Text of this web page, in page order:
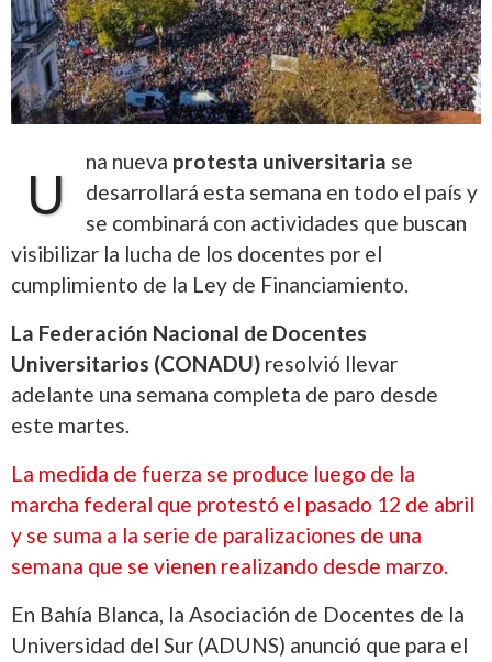
U
na nueva protesta universitaria se
desarrollará esta semana en todo el país y
se combinará con actividades que buscan
visibilizar la lucha de los docentes por el
cumplimiento de la Ley de Financiamiento.
La Federación Nacional de Docentes
Universitarios (CONADU) resolvió llevar
adelante una semana completa de paro desde
este martes.
La medida de fuerza se produce luego de la
marcha federal que protestó el pasado 12 de abril
y se suma a la serie de paralizaciones de una
semana que se vienen realizando desde marzo.
En Bahía Blanca, la Asociación de Docentes de la
Universidad del Sur (ADUNS) anunció que para el